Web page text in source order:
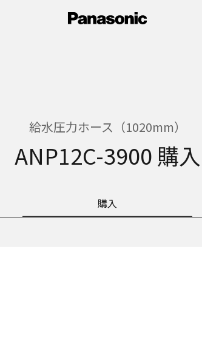
給水圧力ホース（1020mm）
ANP12C-3900 購入
購入